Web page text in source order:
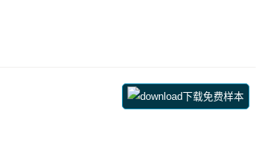
下载免费样本